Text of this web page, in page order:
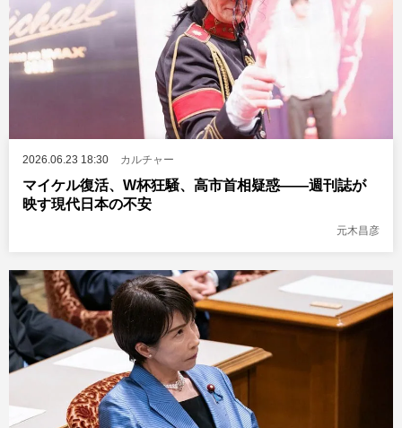
2026.06.23 18:30 カルチャー
マイケル復活、W杯狂騒、高市首相疑惑――週刊誌が
映す現代日本の不安
元木昌彦